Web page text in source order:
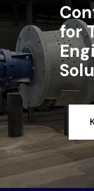
for